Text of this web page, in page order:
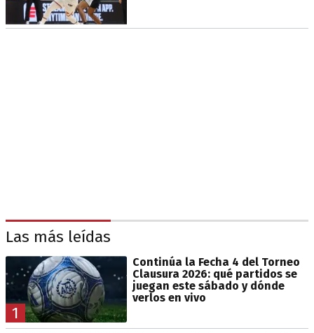
Las más leídas
1
Continúa la Fecha 4 del Torneo
Clausura 2026: qué partidos se
juegan este sábado y dónde
verlos en vivo